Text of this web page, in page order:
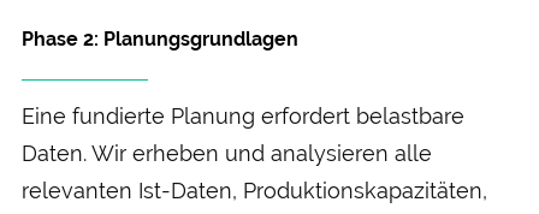
Phase 2: Planungs­grundlagen
Eine fundierte Planung erfordert belast­bare
Daten. Wir erheben und analysieren alle
relevanten Ist-Daten, Produktions­kapazitäten,